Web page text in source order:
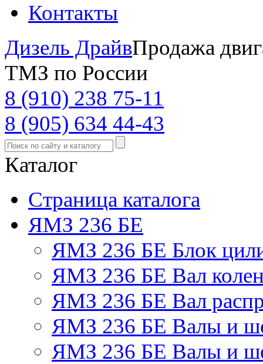
Контакты
Дизель ДрайвПродажа
ТМЗ по России
8 (910) 238 75-11
8 (905) 634 44-43
Каталог
Страница каталога
ЯМЗ 236 БЕ
ЯМЗ 236 БЕ Блок
ЯМЗ 236 БЕ Вал
ЯМЗ 236 БЕ Вал
ЯМЗ 236 БЕ Валы и
ЯМЗ 236 БЕ Валы и